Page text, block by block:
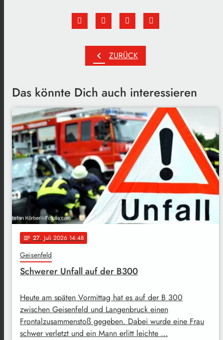
chevron_left ZURÜCK
Das könnte Dich auch interessieren
notes 27. Juli 2026 14:48
Geisenfeld
Schwerer Unfall auf der B300
Heute am späten Vormittag hat es auf der B 300
zwischen Geisenfeld und Langenbruck einen
Frontalzusammenstoß gegeben. Dabei wurde eine Frau
schwer verletzt und ein Mann erlitt leichte …